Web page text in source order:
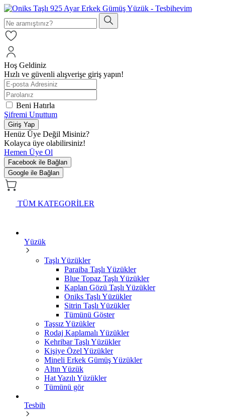
Hoş Geldiniz
Hızlı ve güvenli alışverişe giriş yapın!
Beni Hatırla
Şifremi Unuttum
Giriş Yap
Henüz Üye Değil Misiniz?
Kolayca üye olabilirsiniz!
Hemen Üye Ol
Facebook ile Bağlan
Google ile Bağlan
TÜM KATEGORİLER
Yüzük
Taşlı Yüzükler
Paraiba Taşlı Yüzükler
Blue Topaz Taşlı Yüzükler
Kaplan Gözü Taşlı Yüzükler
Oniks Taşlı Yüzükler
Sitrin Taşlı Yüzükler
Tümünü Göster
Taşsız Yüzükler
Rodaj Kaplamalı Yüzükler
Kehribar Taşlı Yüzükler
Kişiye Özel Yüzükler
Mineli Erkek Gümüş Yüzükler
Altın Yüzük
Hat Yazılı Yüzükler
Tümünü gör
Tesbih